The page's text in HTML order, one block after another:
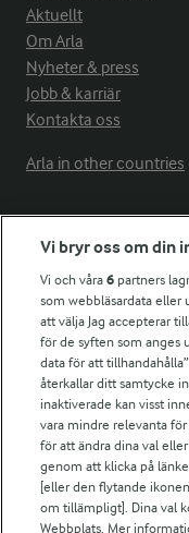
Aktuellt
Om Arla
Nyheter & press
Jobb & karriär
Kontakta oss
Arla in other countries
Fler Arlasajter
För ägare
Arlas kundportal
Arla.com
Falbygdens Ost
Arla webbshop
Bildbank
Följ oss
Vi bryr oss om din
Vi och våra6 partners
som webbläsardata eller
att välja Jag accepterar
för de syften som anges
data för att
återkallar ditt samtycke
inaktiverade kan visst
vara mindre relevanta
för att ändra dina val
genom att klicka på
[eller den flytande
om tillämpligt]. Dina val
Webbplats. Mer